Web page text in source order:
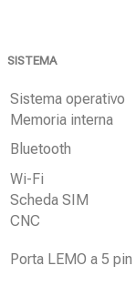
SISTEMA
Sistema operativo
Memoria interna
Bluetooth
Wi-Fi
Scheda SIM
CNC
Porta LEMO a 5 pin